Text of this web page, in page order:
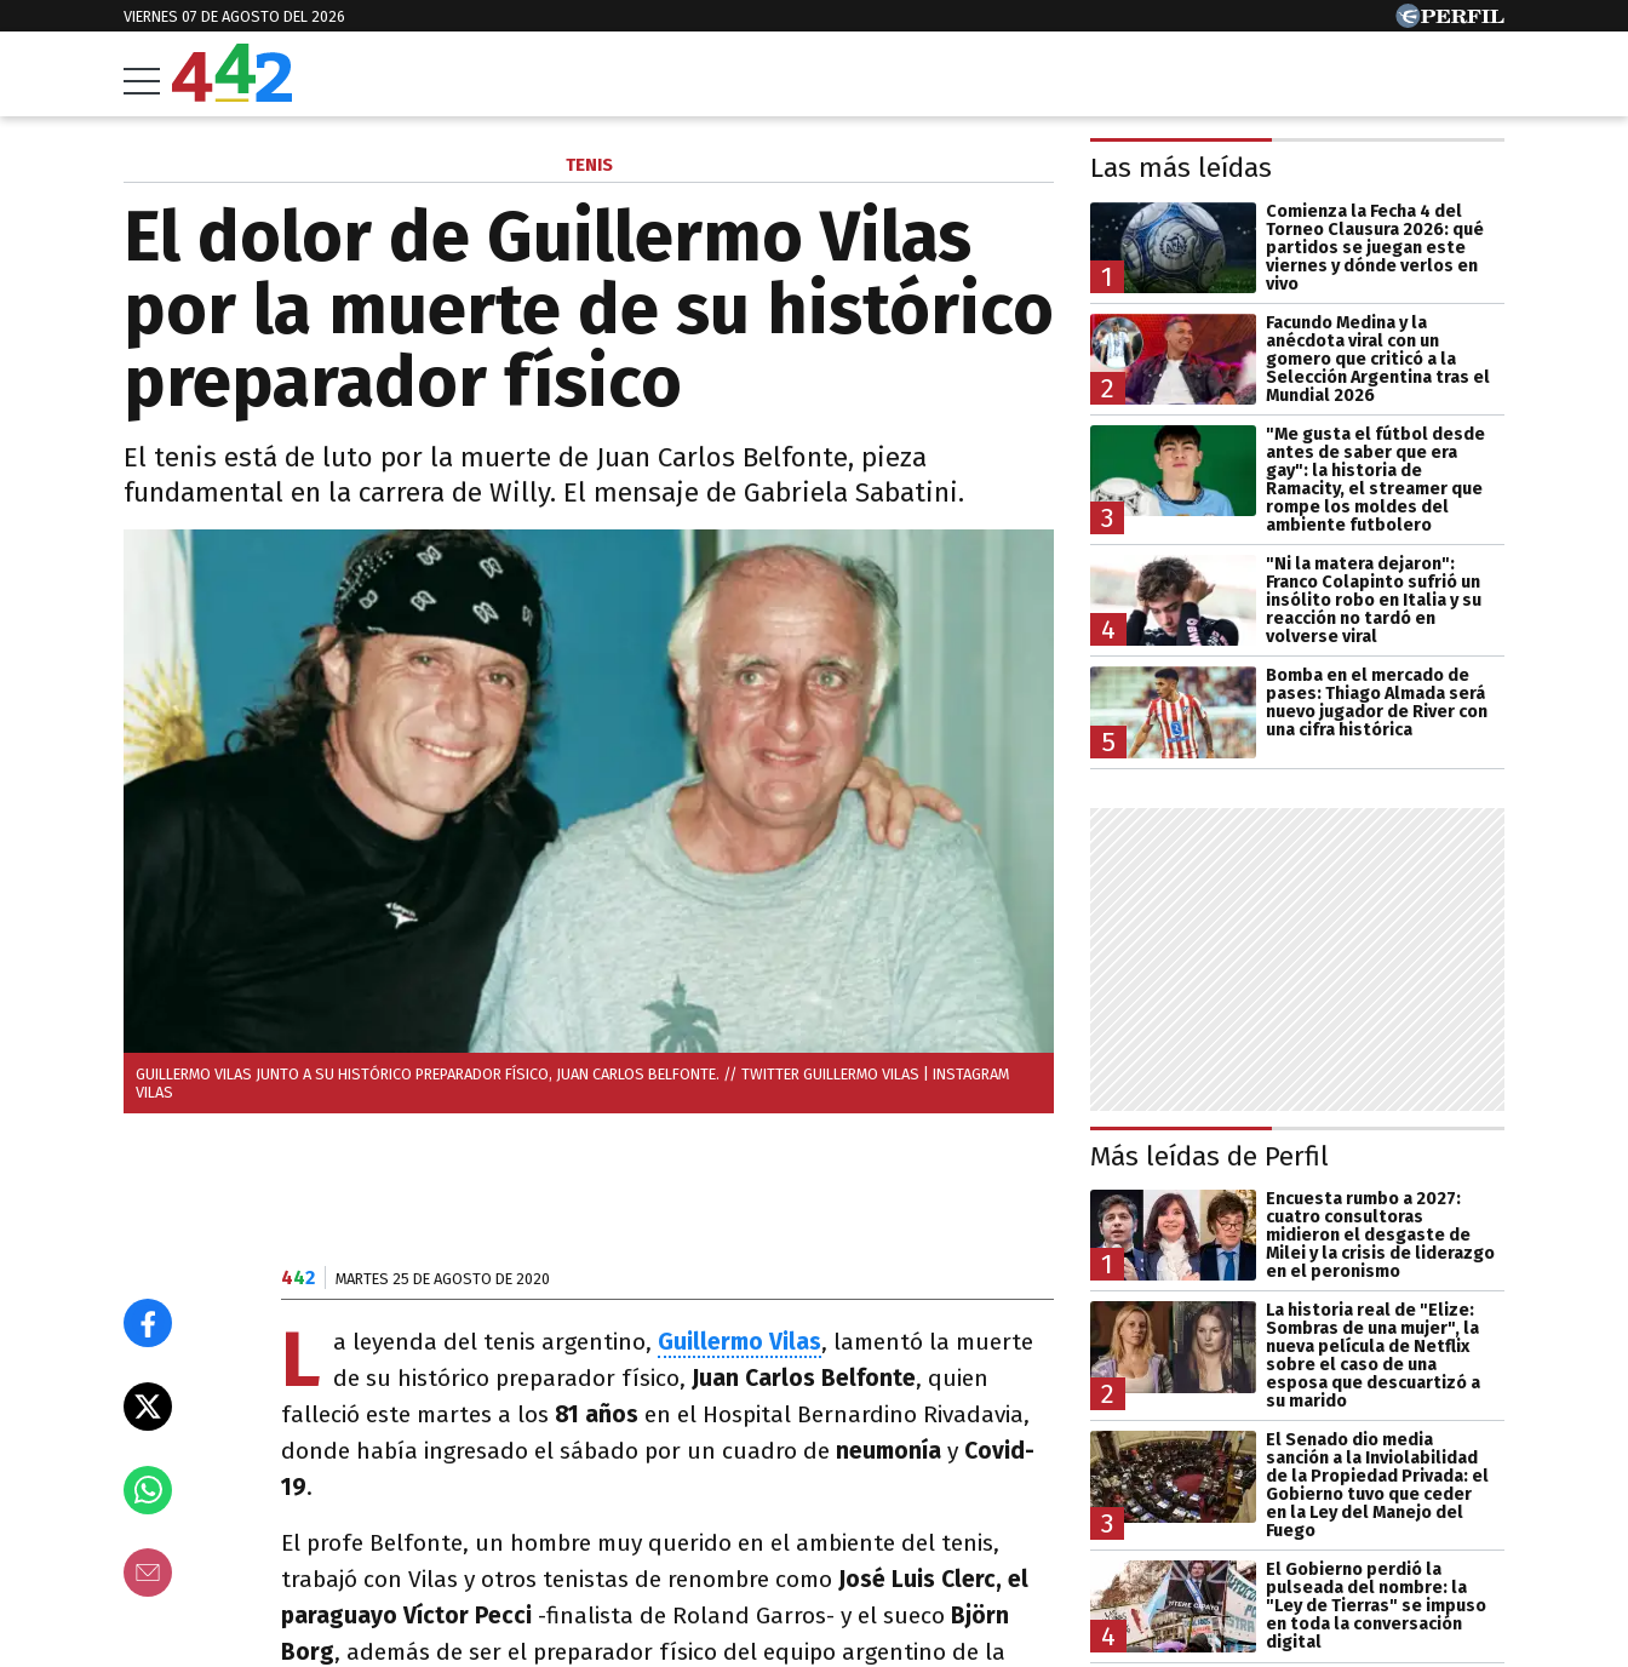
VIERNES 07 DE AGOSTO DEL 2026
TENIS
El dolor de Guillermo Vilas
por la muerte de su histórico
preparador físico
El tenis está de luto por la muerte de Juan Carlos Belfonte, pieza
fundamental en la carrera de Willy. El mensaje de Gabriela Sabatini.
GUILLERMO VILAS JUNTO A SU HISTÓRICO PREPARADOR FÍSICO, JUAN CARLOS BELFONTE. // TWITTER GUILLERMO VILAS | INSTAGRAM
VILAS
442 MARTES 25 DE AGOSTO DE 2020
L a leyenda del tenis argentino, Guillermo Vilas, lamentó la muerte
de su histórico preparador físico, Juan Carlos Belfonte, quien
falleció este martes a los 81 años en el Hospital Bernardino Rivadavia,
donde había ingresado el sábado por un cuadro de neumonía y Covid-
19.
El profe Belfonte, un hombre muy querido en el ambiente del tenis,
trabajó con Vilas y otros tenistas de renombre como José Luis Clerc, el
paraguayo Víctor Pecci -finalista de Roland Garros- y el sueco Björn
Borg, además de ser el preparador físico del equipo argentino de la
Las más leídas
1
Comienza la Fecha 4 del
Torneo Clausura 2026: qué
partidos se juegan este
viernes y dónde verlos en
vivo
2
Facundo Medina y la
anécdota viral con un
gomero que criticó a la
Selección Argentina tras el
Mundial 2026
3
"Me gusta el fútbol desde
antes de saber que era
gay": la historia de
Ramacity, el streamer que
rompe los moldes del
ambiente futbolero
4
"Ni la matera dejaron":
Franco Colapinto sufrió un
insólito robo en Italia y su
reacción no tardó en
volverse viral
5
Bomba en el mercado de
pases: Thiago Almada será
nuevo jugador de River con
una cifra histórica
Más leídas de Perfil
1
Encuesta rumbo a 2027:
cuatro consultoras
midieron el desgaste de
Milei y la crisis de liderazgo
en el peronismo
2
La historia real de "Elize:
Sombras de una mujer", la
nueva película de Netflix
sobre el caso de una
esposa que descuartizó a
su marido
3
El Senado dio media
sanción a la Inviolabilidad
de la Propiedad Privada: el
Gobierno tuvo que ceder
en la Ley del Manejo del
Fuego
4
El Gobierno perdió la
pulseada del nombre: la
"Ley de Tierras" se impuso
en toda la conversación
digital